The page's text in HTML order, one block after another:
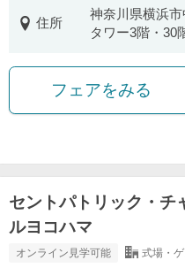
住所
神奈川県横浜
タワー3階・30
フェアをみる
セントパトリック・チ
ルヨコハマ
オンライン見学可能 式場・